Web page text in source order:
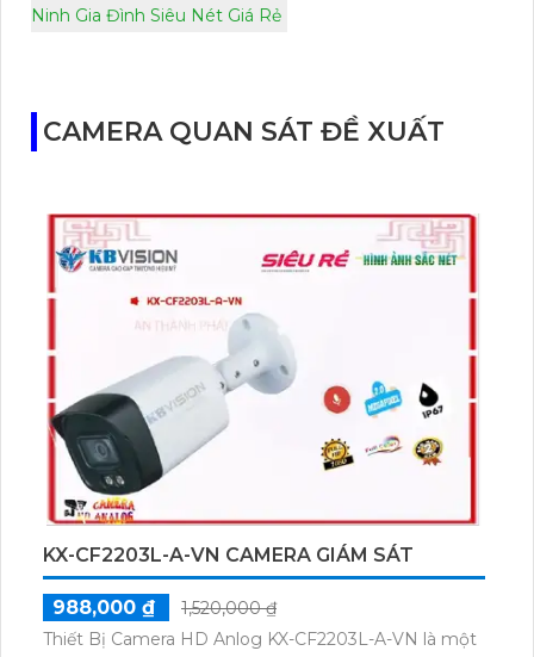
Ninh Gia Đình Siêu Nét Giá Rẻ
CAMERA QUAN SÁT ĐỀ XUẤT
KX-CF2203L-A-VN CAMERA GIÁM SÁT
988,000 ₫
1,520,000 ₫
Thiết Bị Camera HD Anlog KX-CF2203L-A-VN là một